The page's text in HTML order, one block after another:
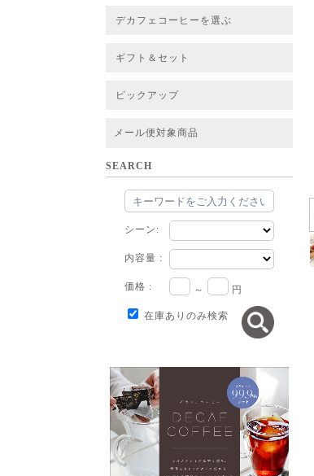
デカフェコーヒーを選ぶ
ギフト＆セット
ピックアップ
メール便対象商品
SEARCH
シーン:
内容量 :
価格 : ～ 円
在庫ありのみ検索